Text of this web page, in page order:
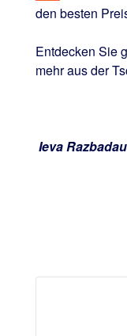
den besten
Entdecken Sie
mehr aus der
Ieva